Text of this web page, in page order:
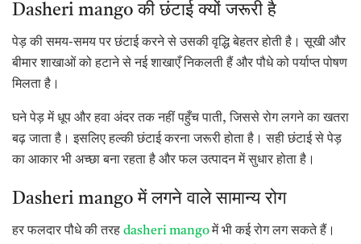
Dasheri mango की छंटाई क्यों जरूरी है
पेड़ की समय-समय पर छंटाई करने से उसकी वृद्धि बेहतर होती है। सूखी और
बीमार शाखाओं को हटाने से नई शाखाएँ निकलती हैं और पौधे को पर्याप्त पोषण
मिलता है।
घने पेड़ में धूप और हवा अंदर तक नहीं पहुँच पाती, जिससे रोग लगने का खतरा
बढ़ जाता है। इसलिए हल्की छंटाई करना जरूरी होता है। सही छंटाई से पेड़
का आकार भी अच्छा बना रहता है और फल उत्पादन में सुधार होता है।
Dasheri mango में लगने वाले सामान्य रोग
हर फलदार पौधे की तरह dasheri mangoमें भी कई रोग लग सकते हैं।